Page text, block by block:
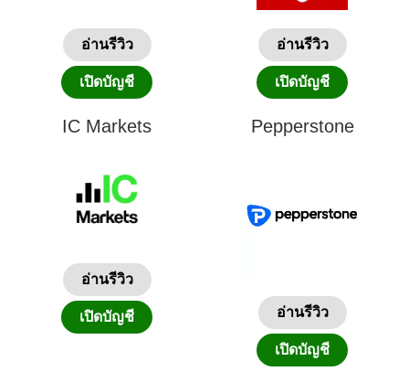
อ่านรีวิว
เปิดบัญชี
อ่านรีวิว
เปิดบัญชี
IC Markets
อ่านรีวิว
เปิดบัญชี
Pepperstone
อ่านรีวิว
เปิดบัญชี